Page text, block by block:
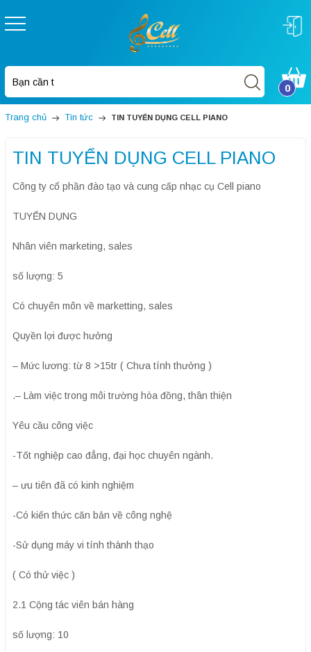
0
Trang chủ Tin tức TIN TUYỂN DỤNG CELL PIANO
TIN TUYỂN DỤNG CELL PIANO
Công ty cổ phần đào tạo và cung cấp nhạc cụ Cell piano
TUYỂN DỤNG
Nhân viên marketing, sales
số lượng: 5
Có chuyên môn về marketting, sales
Quyền lợi được hưởng
– Mức lương: từ 8 >15tr ( Chưa tính thưởng )
.– Làm việc trong môi trường hòa đồng, thân thiện
Yêu cầu công việc
-Tốt nghiệp cao đẳng, đại học chuyên ngành.
– ưu tiên đã có kinh nghiệm
-Có kiến thức căn bản về công nghệ
-Sử dụng máy vi tính thành thạo
( Có thử việc )
2.1 Cộng tác viên bán hàng
số lượng: 10